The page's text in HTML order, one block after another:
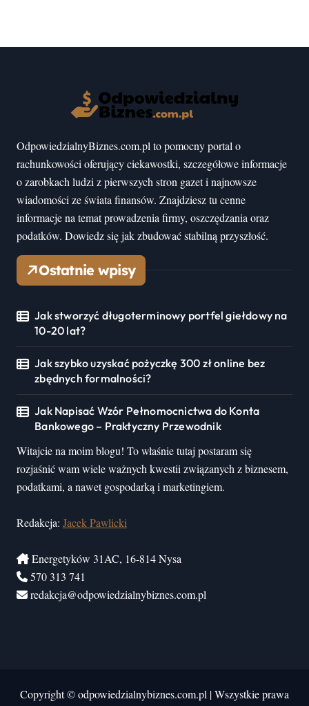
OdpowiedzialnyBiznes.com.pl to pomocny portal o
rachunkowości oferujący ciekawostki, szczegółowe informacje
o zarobkach ludzi z pierwszych stron gazet i najnowsze
wiadomości ze świata finansów. Znajdziesz tu cenne
informacje na temat prowadzenia firmy, oszczędzania oraz
podatków. Dowiedz się jak zbudować stabilną przyszłość.
Ostatnie wpisy
Jak stworzyć długoterminowy portfel giełdowy na
10-20 lat?
Jak szybko uzyskać pożyczkę 300 zł online bez
zbędnych formalności?
Jak Napisać Wzór Pełnomocnictwa do Konta
Bankowego – Praktyczny Przewodnik
Witajcie na moim blogu! To właśnie tutaj postaram się
rozjaśnić wam wiele ważnych kwestii związanych z biznesem,
podatkami, a nawet gospodarką i marketingiem.
Redakcja: Jacek Pawlicki
Energetyków 31AC, 16-814 Nysa
570 313 741
redakcja@odpowiedzialnybiznes.com.pl
Copyright © odpowiedzialnybiznes.com.pl |Wszystkie prawa